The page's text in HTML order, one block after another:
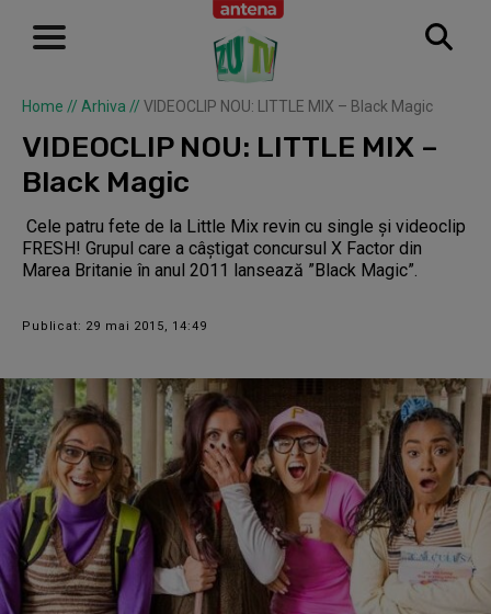
Home // Arhiva // VIDEOCLIP NOU: LITTLE MIX – Black Magic
VIDEOCLIP NOU: LITTLE MIX –
Black Magic
Cele patru fete de la Little Mix revin cu single și videoclip
FRESH! Grupul care a câștigat concursul X Factor din
Marea Britanie în anul 2011 lansează ”Black Magic”.
Publicat: 29 mai 2015, 14:49